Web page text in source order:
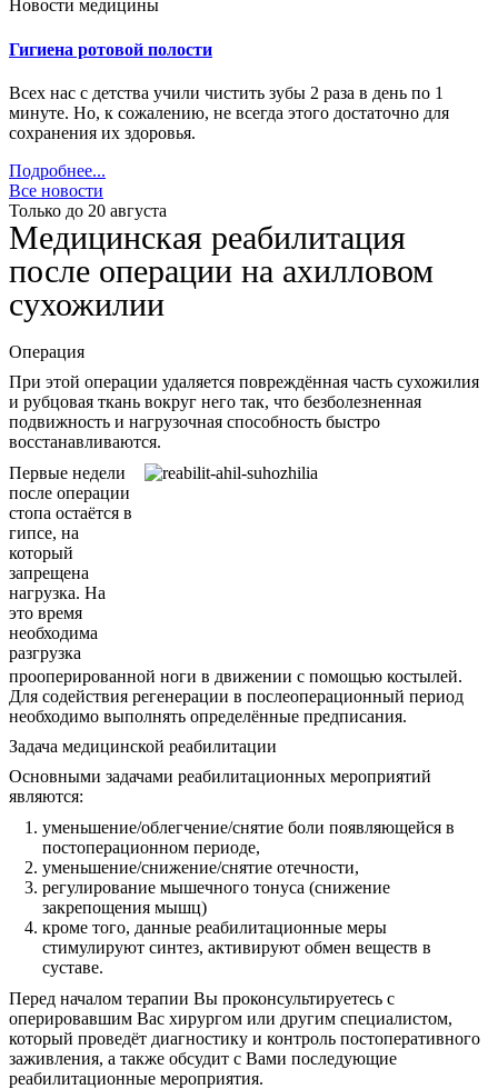
Новости медицины
Гигиена ротовой полости
Всех нас с детства учили чистить зубы 2 раза в день по 1
минуте. Но, к сожалению, не всегда этого достаточно для
сохранения их здоровья.
Подробнее...
Все новости
Только до 20 августа
Медицинская реабилитация
после операции на ахилловом
сухожилии
Операция
При этой операции удаляется повреждённая часть сухожилия
и рубцовая ткань вокруг него так, что безболезненная
подвижность и нагрузочная способность быстро
восстанавливаются.
Первые недели
после операции
стопа остаётся в
гипсе, на
который
запрещена
нагрузка. На
это время
необходима
разгрузка
прооперированной ноги в движении с помощью костылей.
Для содействия регенерации в послеоперационный период
необходимо выполнять определённые предписания.
Задача медицинской реабилитации
Основными задачами реабилитационных мероприятий
являются:
уменьшение/облегчение/снятие боли появляющейся в
постоперационном периоде,
уменьшение/снижение/снятие отечности,
регулирование мышечного тонуса (снижение
закрепощения мышц)
кроме того, данные реабилитационные меры
стимулируют синтез, активируют обмен веществ в
суставе.
Перед началом терапии Вы проконсультируетесь с
оперировавшим Вас хирургом или другим специалистом,
который проведёт диагностику и контроль постоперативного
заживления, а также обсудит с Вами последующие
реабилитационные мероприятия.